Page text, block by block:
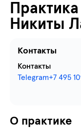
Никиты
Контакты
Контакты
Telegram+7 495
О практике